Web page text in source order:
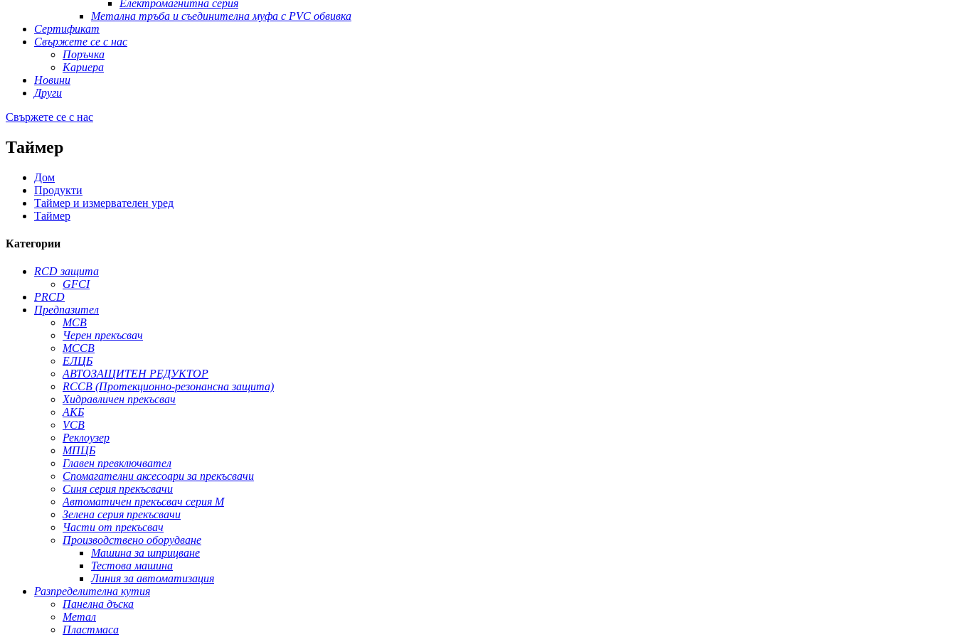
Електромагнитна серия
Метална тръба и съединителна муфа с PVC обвивка
Сертификат
Свържете се с нас
Поръчка
Кариера
Новини
Други
Свържете се с нас
Таймер
Дом
Продукти
Таймер и измервателен уред
Таймер
Категории
RCD защита
GFCI
PRCD
Предпазител
MCB
Черен прекъсвач
MCCB
ЕЛЦБ
АВТОЗАЩИТЕН РЕДУКТОР
RCCB (Протекционно-резонансна защита)
Хидравличен прекъсвач
АКБ
VCB
Реклоузер
МПЦБ
Главен превключвател
Спомагателни аксесоари за прекъсвачи
Синя серия прекъсвачи
Автоматичен прекъсвач серия M
Зелена серия прекъсвачи
Части от прекъсвач
Производствено оборудване
Машина за шприцване
Тестова машина
Линия за автоматизация
Разпределителна кутия
Панелна дъска
Метал
Пластмаса